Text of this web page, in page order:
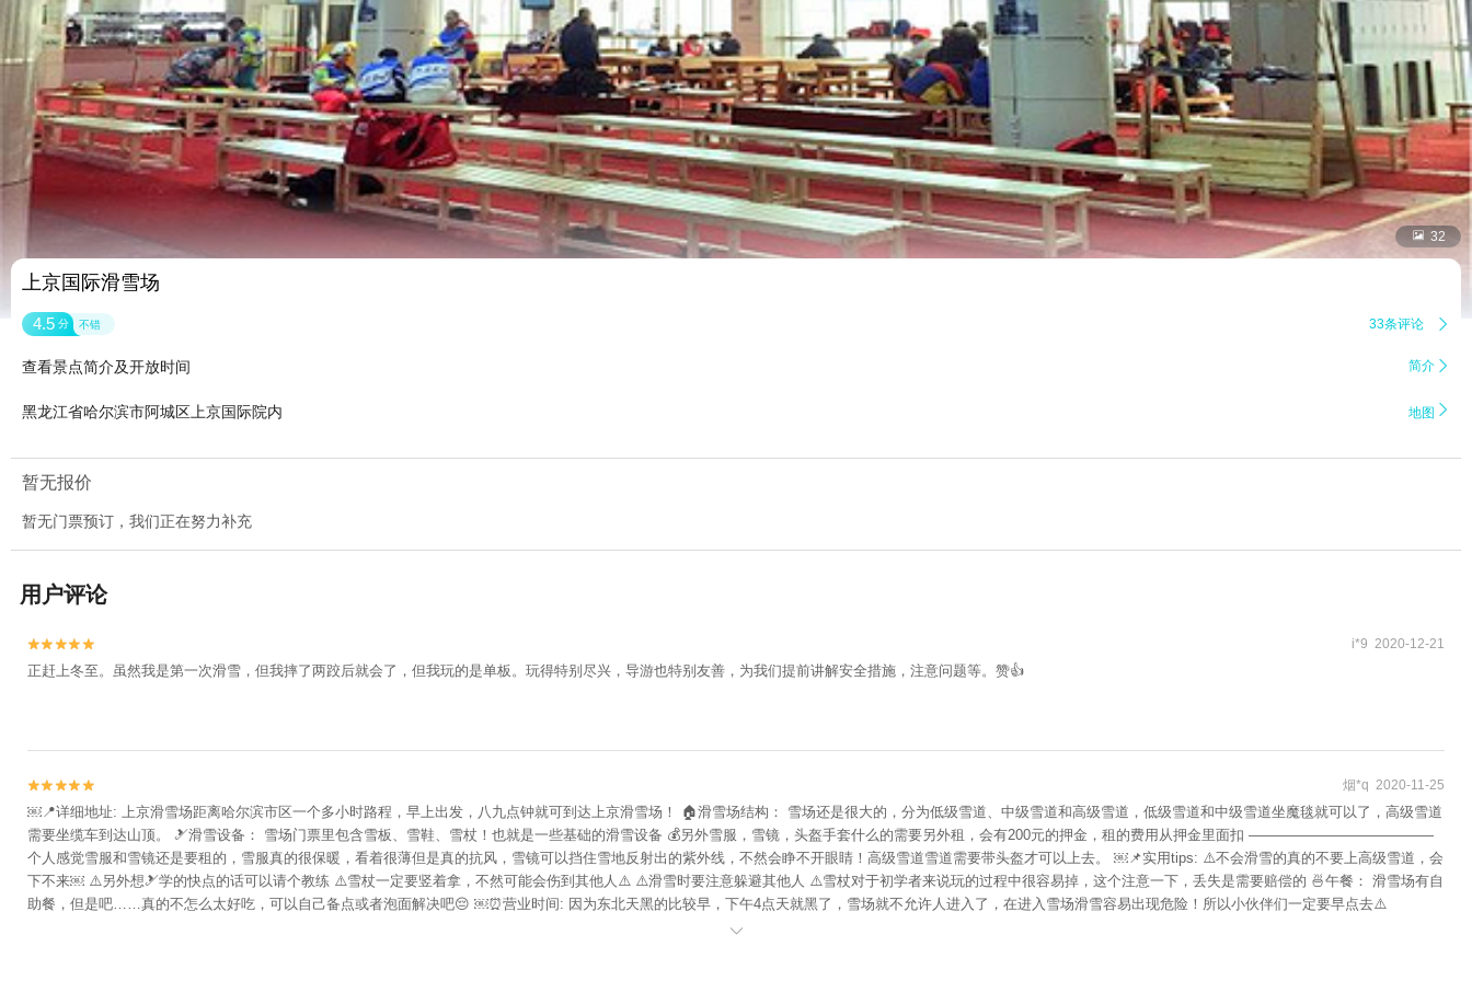
 32
上京国际滑雪场
4.5 分 不错 33条评论 
查看景点简介及开放时间 简介 
黑龙江省哈尔滨市阿城区上京国际院内 地图 
暂无报价
暂无门票预订，我们正在努力补充
用户评论

 i*9 2020-12-21
正赶上冬至。虽然我是第一次滑雪，但我摔了两跤后就会了，但我玩的是单板。玩得特别尽兴，导游也特别友善，为我们提前讲解安全措施，注意问题等。赞👍

 烟*q 2020-11-25
￼📍详细地址: 上京滑雪场距离哈尔滨市区一个多小时路程，早上出发，八九点钟就可到达上京滑雪场！ 🏠滑雪场结构： 雪场还是很大的，分为低级雪道、中级雪道和高级雪道，低级雪道和中级雪道坐魔毯就可以了，高级雪道
需要坐缆车到达山顶。 🎿滑雪设备： 雪场门票里包含雪板、雪鞋、雪杖！也就是一些基础的滑雪设备 💰另外雪服，雪镜，头盔手套什么的需要另外租，会有200元的押金，租的费用从押金里面扣 —————————————
个人感觉雪服和雪镜还是要租的，雪服真的很保暖，看着很薄但是真的抗风，雪镜可以挡住雪地反射出的紫外线，不然会睁不开眼睛！高级雪道雪道需要带头盔才可以上去。 ￼📌实用tips: ⚠️不会滑雪的真的不要上高级雪道，会
下不来￼ ⚠️另外想🎿学的快点的话可以请个教练 ⚠️雪杖一定要竖着拿，不然可能会伤到其他人⚠️ ⚠️滑雪时要注意躲避其他人 ⚠️雪杖对于初学者来说玩的过程中很容易掉，这个注意一下，丢失是需要赔偿的 🍜午餐： 滑雪场有自
助餐，但是吧……真的不怎么太好吃，可以自己备点或者泡面解决吧😔 ￼⏰营业时间: 因为东北天黑的比较早，下午4点天就黑了，雪场就不允许人进入了，在进入雪场滑雪容易出现危险！所以小伙伴们一定要早点去⚠️
———————————————— 总体来说上京滑雪场距离近，雪场大，性价比高，可以在周末的时候出去放松下，还是挺不错的！
